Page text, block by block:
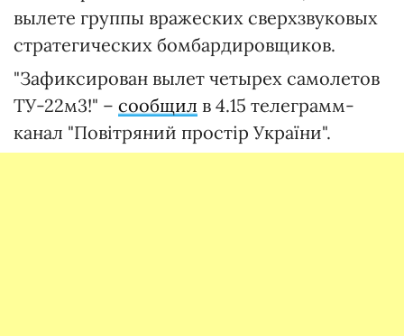
вылете группы вражеских сверхзвуковых
стратегических бомбардировщиков.
"Зафиксирован вылет четырех самолетов
ТУ-22м3!" – сообщил в 4.15 телеграмм-
канал "Повітряний простір України".